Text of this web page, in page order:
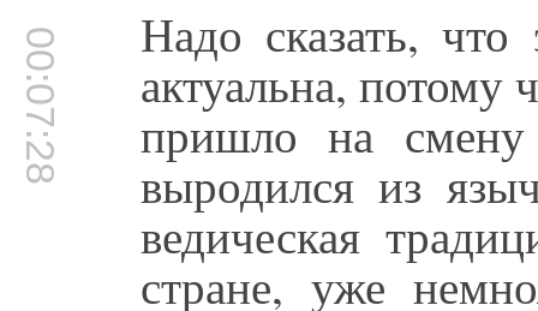
00:07:28 Надо сказать,
актуальна, потому
пришло на
выродился из
ведическая
стране, уже